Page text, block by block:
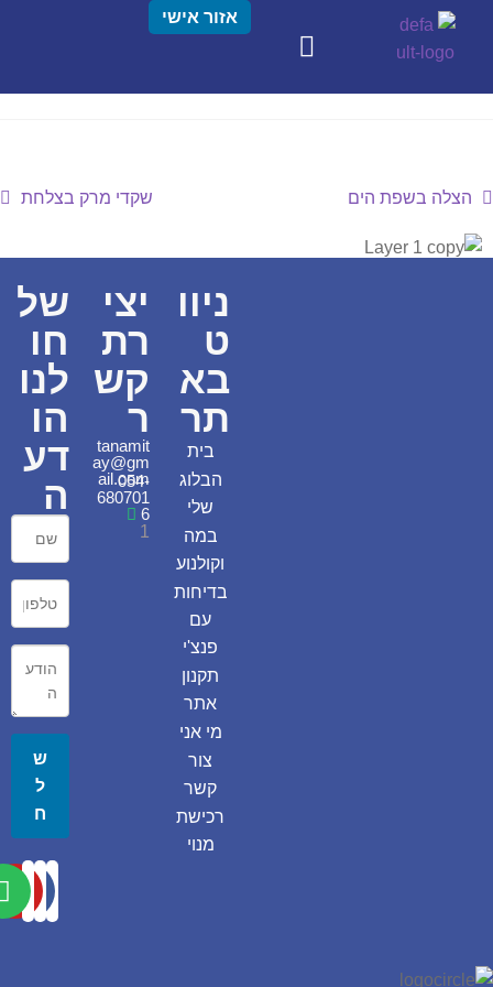
אזור אישי
הצלה בשפת הים שקדי מרק בצלחת
ניוו
ט
בא
תר
בית
הבלוג
שלי
במה
וקולנוע
בדיחות
עם
פנצ'י
תקנון
אתר
מי אני
צור
קשר
רכישת
מנוי
יצי
רת
קש
ר
tanamit
ay@gm
ail.com
054-
680701
6
1
של
חו
לנו
הו
דע
ה
ש
ל
ח